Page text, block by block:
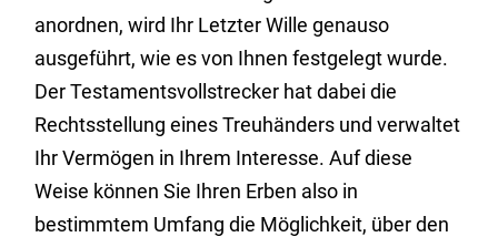
anordnen, wird Ihr Letzter Wille genauso
ausgeführt, wie es von Ihnen festgelegt wurde.
Der Testamentsvollstrecker hat dabei die
Rechtsstellung eines Treuhänders und verwaltet
Ihr Vermögen in Ihrem Interesse. Auf diese
Weise können Sie Ihren Erben also in
bestimmtem Umfang die Möglichkeit, über den